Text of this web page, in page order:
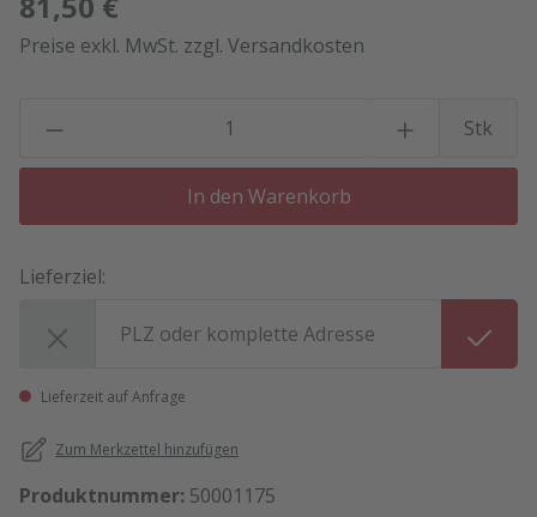
Preise exkl. MwSt. zzgl. Versandkosten
Stk
In den Warenkorb
Lieferziel:
Lieferzeit auf Anfrage
Zum Merkzettel hinzufügen
Produktnummer: 50001175